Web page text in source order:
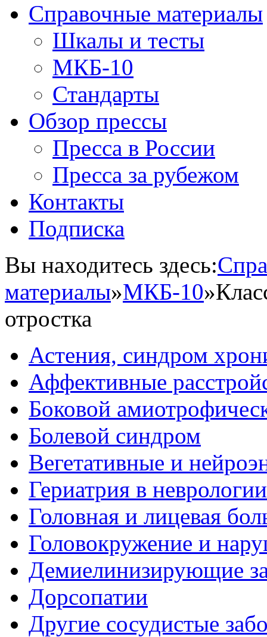
Справочные материалы
Шкалы и тесты
МКБ-10
Стандарты
Обзор прессы
Пресса в России
Пресса за рубежом
Контакты
Подписка
Вы находитесь здесь:
материалы»МКБ-10»
отростка
Астения, синдром
Аффективные
Боковой
Болевой синдром
Вегетативные и
Гериатрия в неврологии
Головная и лицевая
Головокружение и
Демиелинизирующие
Дорсопатии
Другие сосудистые